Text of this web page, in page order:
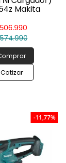
Makita
Cotizar
-11,77%